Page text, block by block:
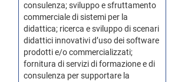
consulenza; sviluppo e sfruttamento
commerciale di sistemi per la
didattica; ricerca e sviluppo di scenari
didattici innovativi d’uso dei software
prodotti e/o commercializzati;
fornitura di servizi di formazione e di
consulenza per supportare la